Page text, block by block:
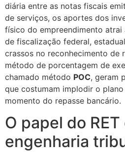
diária entre as notas fiscais
de serviços, os aportes dos
físico do empreendimento
de fiscalização federal,
crassos no reconhecimento de
método de porcentagem de
chamado método POC, geram
que costumam implodir o
momento do repasse bancário.
O papel do RET
engenharia